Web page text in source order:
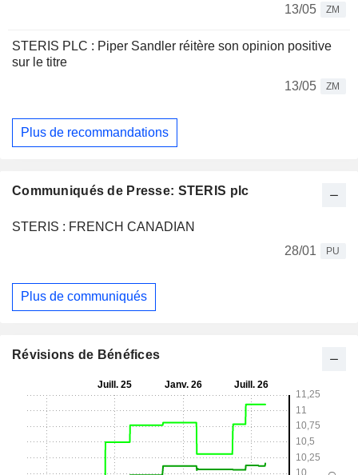
13/05
ZM
STERIS PLC : Piper Sandler réitère son opinion positive
sur le titre
13/05
ZM
Plus de recommandations
Communiqués de Presse: STERIS plc
STERIS : FRENCH CANADIAN
28/01
PU
Plus de communiqués
Révisions de Bénéfices